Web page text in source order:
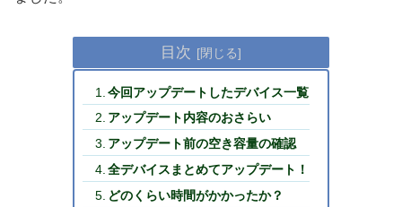
目次
今回アップデートしたデバイス一覧
アップデート内容のおさらい
アップデート前の空き容量の確認
全デバイスまとめてアップデート！
どのくらい時間がかかったか？